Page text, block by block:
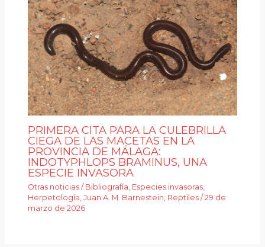
PRIMERA CITA PARA LA CULEBRILLA
CIEGA DE LAS MACETAS EN LA
PROVINCIA DE MÁLAGA:
INDOTYPHLOPS BRAMINUS, UNA
ESPECIE INVASORA
Otras noticias / Bibliografía Especies invasoras
Herpetología ,Juan A. M. Barnestein Reptiles /29 de
marzo de 2026